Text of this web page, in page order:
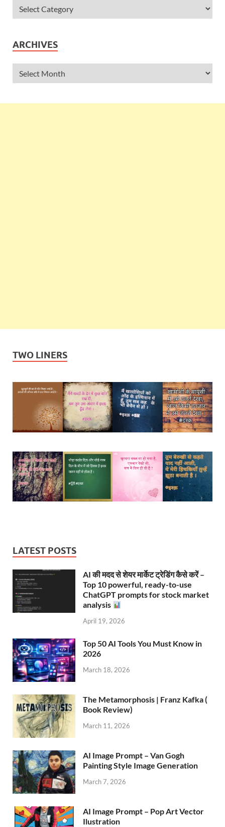
ARCHIVES
TWO LINERS
LATEST POSTS
AI की मदद से शेयर मार्केट ट्रेडिंग कैसे करें –
Top 10 powerful, ready-to-use
ChatGPT prompts for stock market
analysis
April 19, 2026
Top 50 AI Tools You Must Know in
2026
March 18, 2026
The Metamorphosis | Franz Kafka (
Book Review)
March 11, 2026
AI Image Prompt – Van Gogh
Painting Style Image Generation
March 7, 2026
AI Image Prompt – Pop Art Vector
Ilustration